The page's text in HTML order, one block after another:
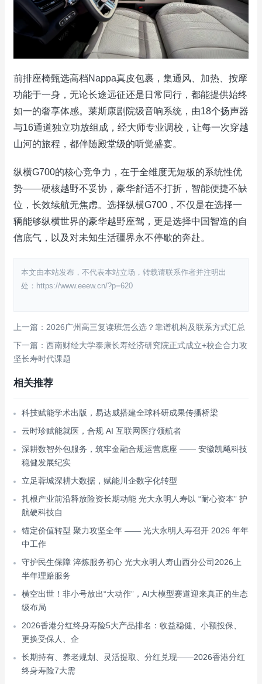
前排座椅甄选高档Nappa真皮包裹，集通风、加热、按摩
功能于一身，无论长途远征还是日常同行，都能提供始终
如一的奢享体感。莱斯康剧院级音响系统，由18个扬声器
与16通道独立功放组成，经大师专业调校，让每一次穿越
山河的旅程，都伴随殿堂级的听觉盛宴。
纵横G700的核心竞争力，在于全维度无短板的系统性优
势——硬核越野不妥协，豪华舒适不打折，智能便捷不缺
位，长效续航无焦虑。选择纵横G700，不仅是在选择一
辆能够纵横世界的豪华越野座驾，更是选择中国智造的自
信底气，以及对未知生活疆界永不停歇的奔赴。
本文由本站发布，不代表本站立场，转载请联系作者并注明出
处：https://www.eeew.cn/?p=620
上一篇：2026广州高三复读班怎么选？靠谱机构及联系方式汇总
下一篇：西南财经大学泰康长寿经济研究院正式成立+校企合力攻
坚长寿时代课题
相关推荐
科技赋能学术出版，易达威搭建全球科研成果传播桥梁
云时珍赋能就医，合规 AI 互联网医疗领航者
深耕数智外包服务，筑牢金融合规运营底座 —— 安徽凯飚科技
稳健发展纪实
立足蓉城深耕大数据，赋能川企数字化转型
扎根产业前沿释放险资长期动能 光大永明人寿以 “耐心资本” 护
航硬科技自
锚定价值转型 聚力攻坚全年 —— 光大永明人寿召开 2026 年年
中工作
守护民生保障 淬炼服务初心 光大永明人寿山西分公司2026上
半年理赔服务
横空出世！非小号放出“大动作”，AI大模型赛道迎来真正的生态
级布局
2026香港分红终身寿险5大产品排名：收益稳健、小额投保、
更换受保人、企
长期持有、养老规划、灵活提取、分红兑现——2026香港分红
终身寿险7大需